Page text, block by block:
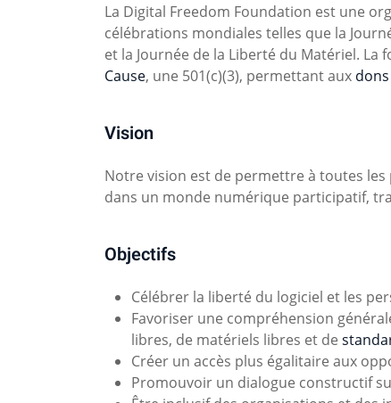
La Digital Freedom Foundation est une
célébrations mondiales telles que la
et la Journée de la Liberté du Matériel.
Cause, une 501(c)(3), permettant aux dons
Vision
Notre vision est de permettre à toutes
dans un monde numérique participatif,
Objectifs
Célébrer la liberté du logiciel et les
Favoriser une compréhension
libres, de matériels libres et de
Créer un accès plus égalitaire aux
Promouvoir un dialogue constructif